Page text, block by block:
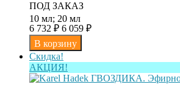
ПОД ЗАКАЗ
10 мл; 20 мл
6 732 ₽ 6 059 ₽
Скидка!
АКЦИЯ!